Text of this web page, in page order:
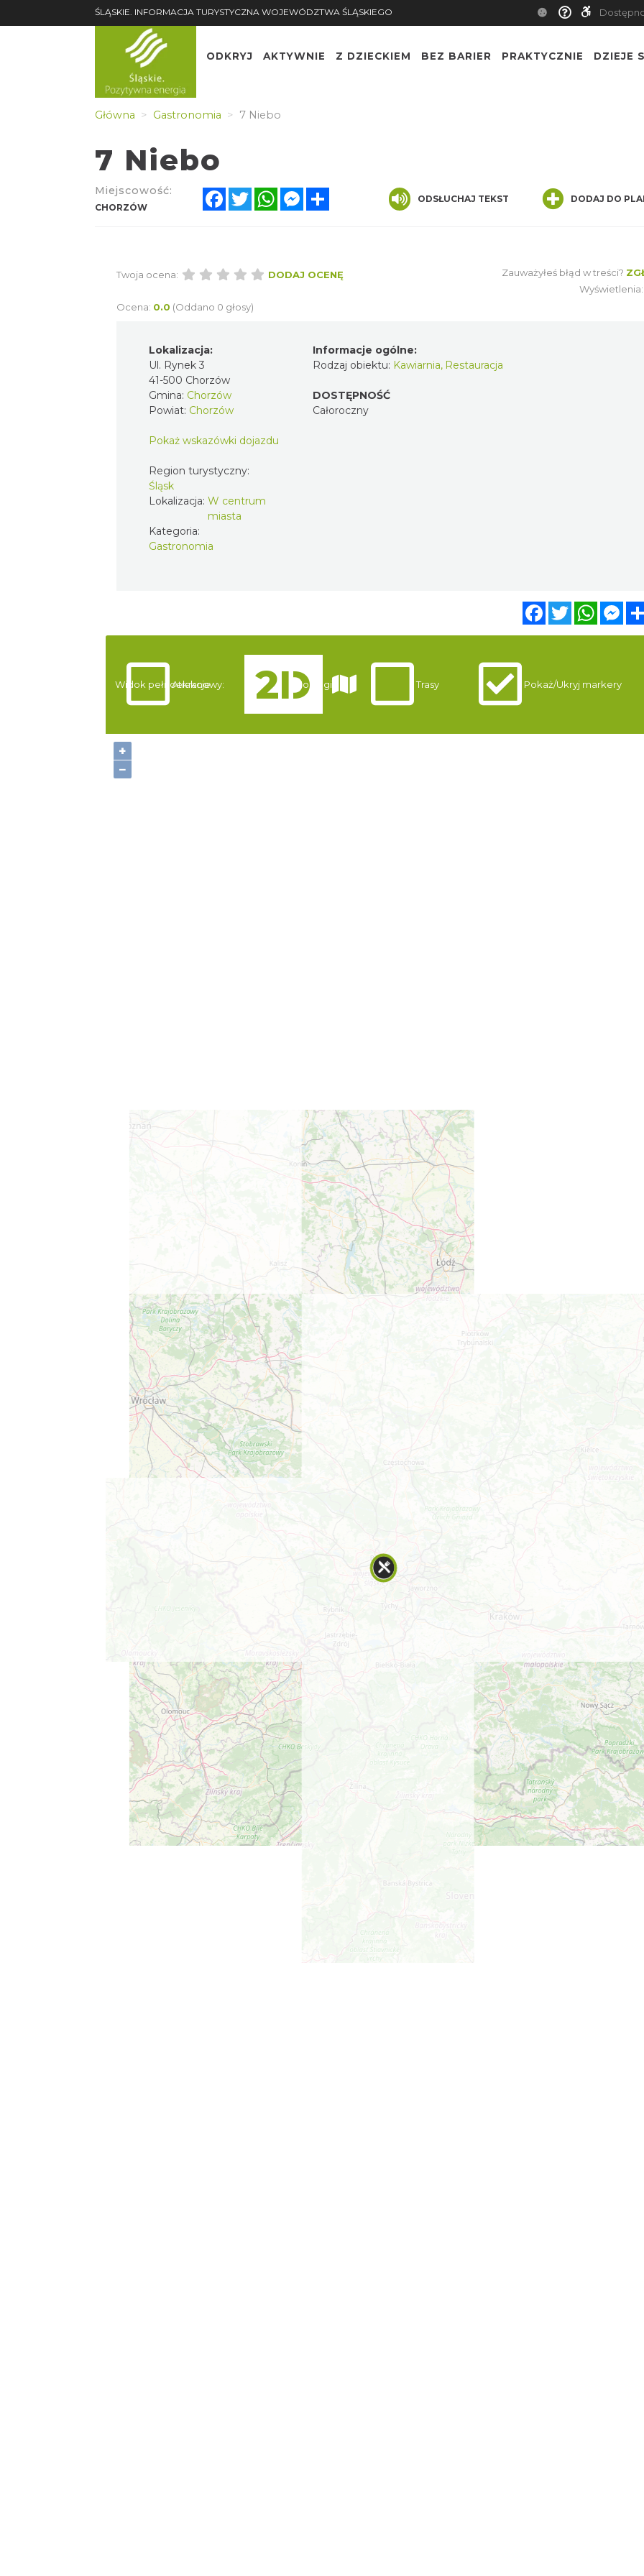
ŚLĄSKIE. INFORMACJA TURYSTYCZNA WOJEWÓDZTWA ŚLĄSKIEGO
ODKRYJ AKTYWNIE Z DZIECKIEM BEZ BARIER PRAKTYCZNIE DZIEJE
Główna Gastronomia 7 Niebo
7 Niebo
Miejscowość:
CHORZÓW
FacebookTwitterWhatsAppMessenger ODSŁUCHAJ TEKST DODAJ DO
Twoja ocena: DODAJ OCENĘ
Ocena: 0.0 (Oddano 0 głosy)
Zauważyłeś błąd w treści?
Wyświetlenia:
Lokalizacja:
Ul. Rynek 3
41-500 Chorzów
Gmina: Chorzów
Powiat: Chorzów
Pokaż wskazówki dojazdu
Region turystyczny:
Śląsk
Lokalizacja: W centrum
miasta
Kategoria:
Gastronomia
Informacje ogólne:
Rodzaj obiektu: Kawiarnia, Restauracja
DOSTĘPNOŚĆ
Całoroczny
FacebookTwitter
+
−
Widok pełnoekranowy:
Atrakcje Noclegi Trasy Pokaż/Ukryj markery